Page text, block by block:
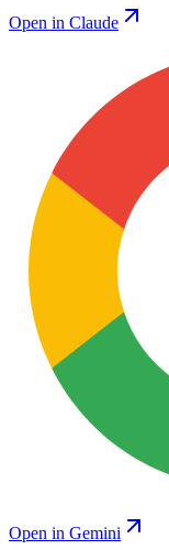
Open in Claude
Open in Gemini